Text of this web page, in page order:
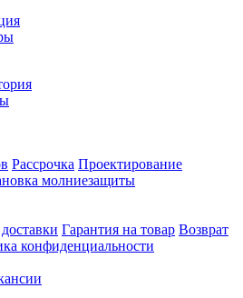
Рассрочка Проектирование
молниезащиты
Гарантия на товар Возврат
конфиденциальности